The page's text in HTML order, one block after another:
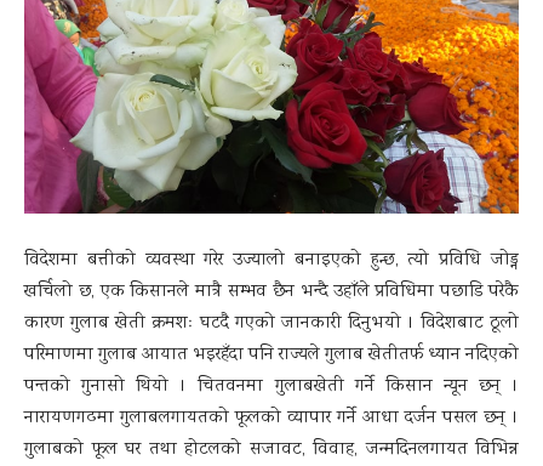
विदेशमा बत्तीको व्यवस्था गरेर उज्यालो बनाइएको हुन्छ, त्यो प्रविधि जोड्न
खर्चिलो छ, एक किसानले मात्रै सम्भव छैन भन्दै उहाँले प्रविधिमा पछाडि परेकै
कारण गुलाब खेती क्रमशः घटदै गएको जानकारी दिनुभयो । विदेशबाट ठूलो
परिमाणमा गुलाब आयात भइरहँदा पनि राज्यले गुलाब खेतीतर्फ ध्यान नदिएको
पन्तको गुनासो थियो । चितवनमा गुलाबखेती गर्ने किसान न्यून छन् ।
नारायणगढमा गुलाबलगायतको फूलको व्यापार गर्ने आधा दर्जन पसल छन् ।
गुलाबको फूल घर तथा होटलको सजावट, विवाह, जन्मदिनलगायत विभिन्न